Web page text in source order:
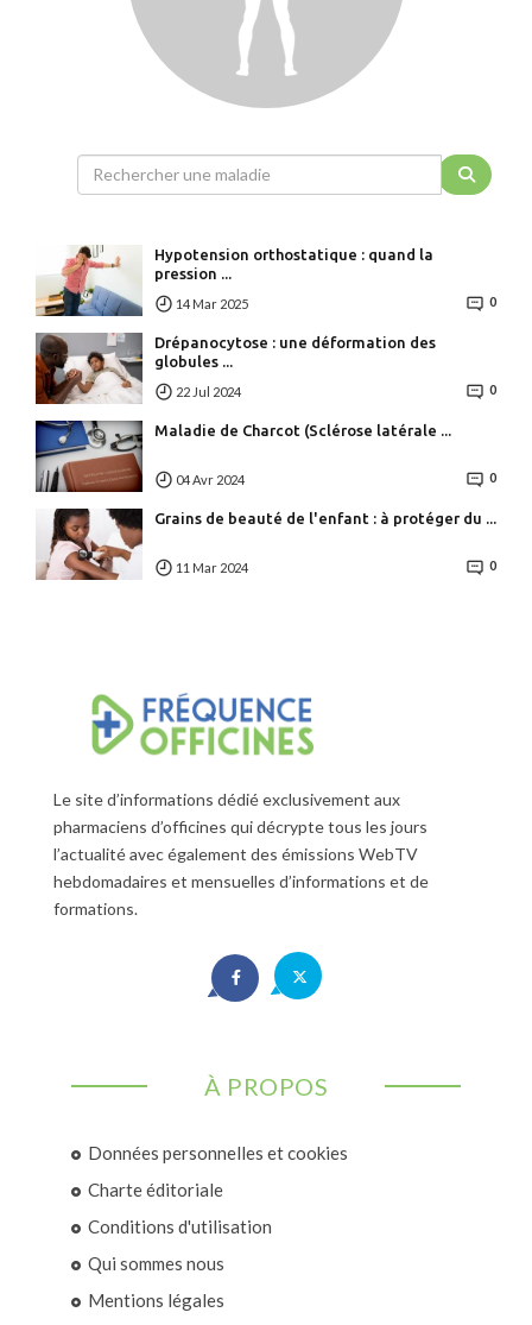
Hypotension orthostatique : quand la
pression ...
14 Mar 2025 0
Drépanocytose : une déformation des
globules ...
22 Jul 2024 0
Maladie de Charcot (Sclérose latérale ...
04 Avr 2024 0
Grains de beauté de l'enfant : à protéger du ...
11 Mar 2024 0
Le site d’informations dédié exclusivement aux
pharmaciens d’officines qui décrypte tous les jours
l’actualité avec également des émissions WebTV
hebdomadaires et mensuelles d’informations et de
formations.
À PROPOS
Données personnelles et cookies
Charte éditoriale
Conditions d'utilisation
Qui sommes nous
Mentions légales